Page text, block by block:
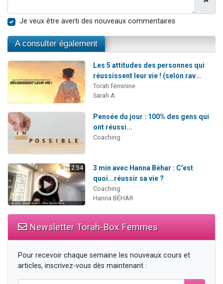
Je veux être averti des nouveaux commentaires
A consulter également
Les 5 attitudes des personnes qui
réussissent leur vie ! (selon rav...
Torah féminine
Sarah A.
Pensée du jour : 100% des gens qui
ont réussi...
Coaching
2:54
3 min avec Hanna Béhar : C'est
quoi...réussir sa vie ?
Coaching
Hanna BÉHAR
Newsletter Torah-Box Femmes
Pour recevoir chaque semaine les nouveaux cours et
articles, inscrivez-vous dès maintenant :